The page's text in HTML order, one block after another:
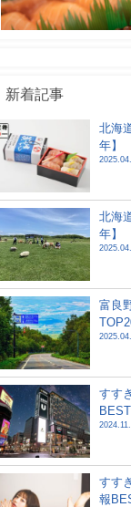
新着記事
北海
年】
北海
年】
富良
すす
すす
報